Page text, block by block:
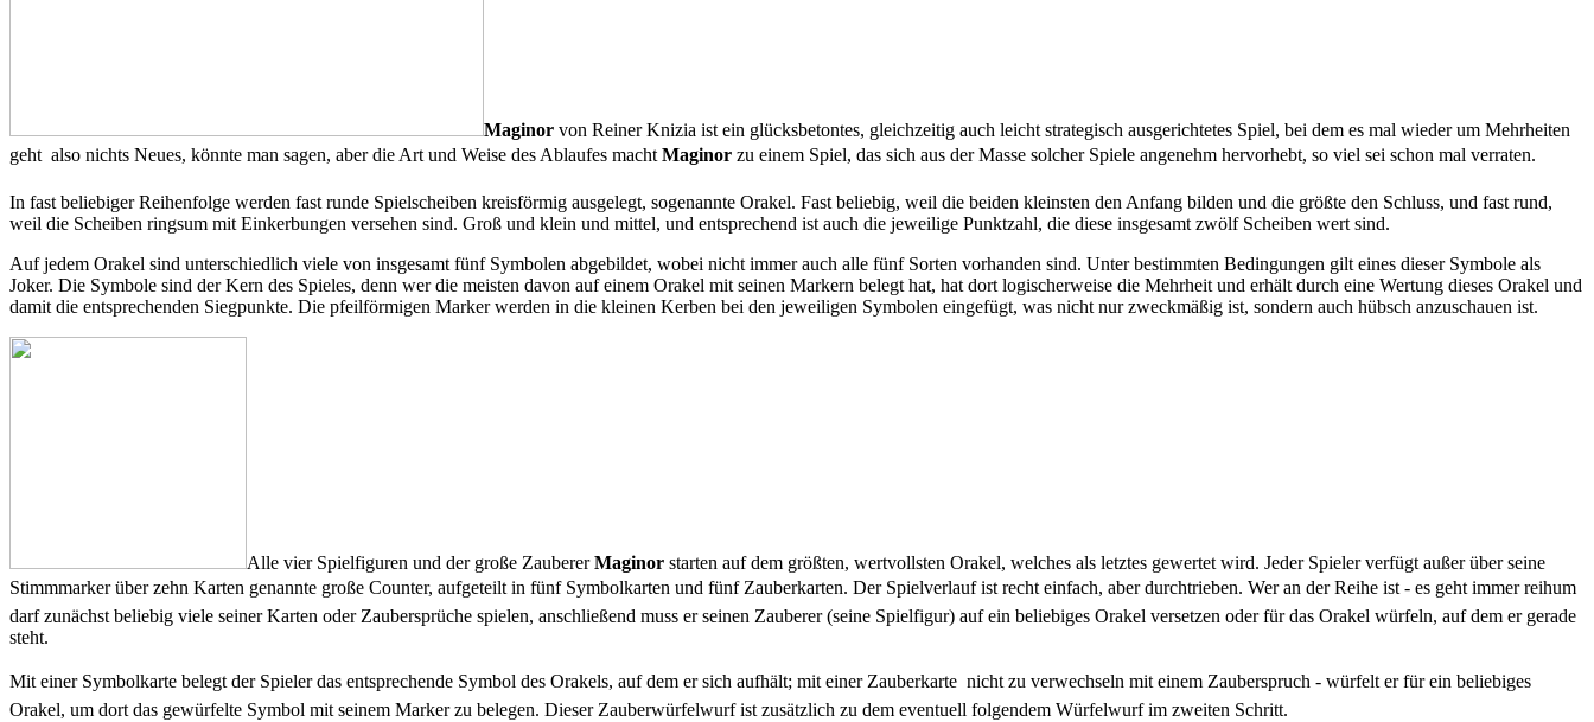
Maginor von Reiner Knizia ist ein glücksbetontes, gleichzeitig auch leicht strategisch ausgerichtetes Spiel, bei dem es mal wieder um Mehrheiten
geht  also nichts Neues, könnte man sagen, aber die Art und Weise des Ablaufes macht Maginor zu einem Spiel, das sich aus der Masse solcher Spiele angenehm hervorhebt, so viel sei schon mal verraten.
In fast beliebiger Reihenfolge werden fast runde Spielscheiben kreisförmig ausgelegt, sogenannte Orakel. Fast beliebig, weil die beiden kleinsten den Anfang bilden und die größte den Schluss, und fast rund,
weil die Scheiben ringsum mit Einkerbungen versehen sind. Groß und klein und mittel, und entsprechend ist auch die jeweilige Punktzahl, die diese insgesamt zwölf Scheiben wert sind.
Auf jedem Orakel sind unterschiedlich viele von insgesamt fünf Symbolen abgebildet, wobei nicht immer auch alle fünf Sorten vorhanden sind. Unter bestimmten Bedingungen gilt eines dieser Symbole als
Joker. Die Symbole sind der Kern des Spieles, denn wer die meisten davon auf einem Orakel mit seinen Markern belegt hat, hat dort logischerweise die Mehrheit und erhält durch eine Wertung dieses Orakel und
damit die entsprechenden Siegpunkte. Die pfeilförmigen Marker werden in die kleinen Kerben bei den jeweiligen Symbolen eingefügt, was nicht nur zweckmäßig ist, sondern auch hübsch anzuschauen ist.
Alle vier Spielfiguren und der große ZaubererMaginor starten auf dem größten, wertvollsten Orakel, welches als letztes gewertet wird. Jeder Spieler verfügt außer über seine
Stimmmarker über zehn Karten genannte große Counter, aufgeteilt in fünf Symbolkarten und fünf Zauberkarten. Der Spielverlauf ist recht einfach, aber durchtrieben. Wer an der Reihe ist - es geht immer reihum 
darf zunächst beliebig viele seiner Karten oder Zaubersprüche spielen, anschließend muss er seinen Zauberer (seine Spielfigur) auf ein beliebiges Orakel versetzen oder für das Orakel würfeln, auf dem er gerade
steht.
Mit einer Symbolkarte belegt der Spieler das entsprechende Symbol des Orakels, auf dem er sich aufhält; mit einer Zauberkarte  nicht zu verwechseln mit einem Zauberspruch - würfelt er für ein beliebiges
Orakel, um dort das gewürfelte Symbol mit seinem Marker zu belegen. Dieser Zauberwürfelwurf ist zusätzlich zu dem eventuell folgendem Würfelwurf im zweiten Schritt.